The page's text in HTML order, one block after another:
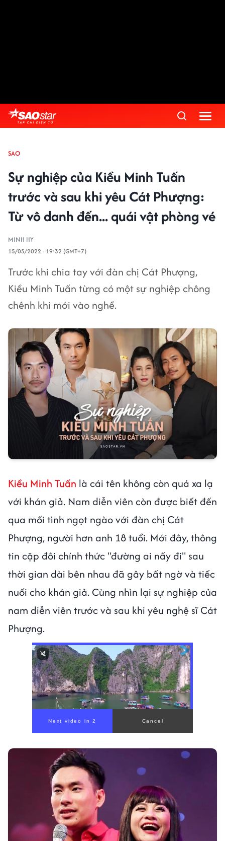
SAO
Sự nghiệp của Kiều Minh Tuấn
trước và sau khi yêu Cát Phượng:
Từ vô danh đến... quái vật phòng vé
MINH HY
15/05/2022 - 19:32 (GMT+7)
Trước khi chia tay với đàn chị Cát Phượng,
Kiều Minh Tuấn từng có một sự nghiệp chông
chênh khi mới vào nghề.
Kiều Minh Tuấn là cái tên không còn quá xa lạ
với khán giả. Nam diễn viên còn được biết đến
qua mối tình ngọt ngào với đàn chị Cát
Phượng, người hơn anh 18 tuổi. Mới đây, thông
tin cặp đôi chính thức "đường ai nấy đi" sau
thời gian dài bên nhau đã gây bất ngờ và tiếc
nuối cho khán giả. Cùng nhìn lại sự nghiệp của
nam diễn viên trước và sau khi yêu nghệ sĩ Cát
Phượng.
00:00/ 00:56